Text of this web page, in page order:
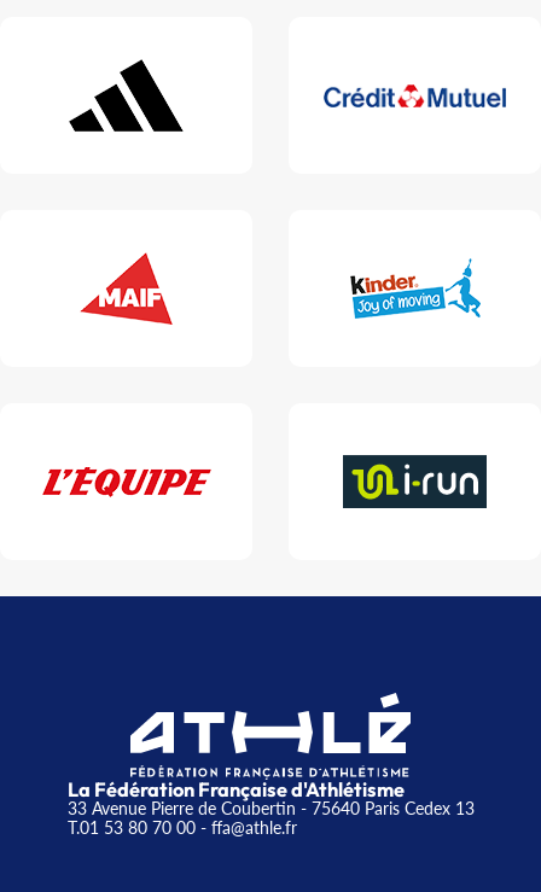
La Fédération Française d'Athlétisme
33 Avenue Pierre de Coubertin - 75640 Paris Cedex 13
T.01 53 80 70 00- ffa@athle.fr